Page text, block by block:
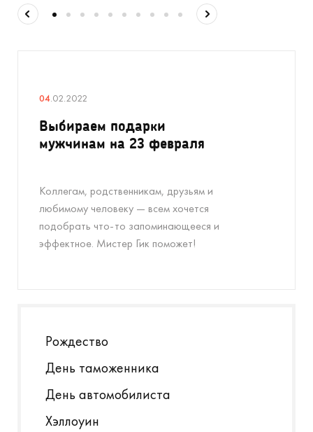
04.02.2022
Выбираем подарки
мужчинам на 23 февраля
Коллегам, родственникам, друзьям и
любимому человеку — всем хочется
подобрать что-то запоминающееся и
эффектное. Мистер Гик поможет!
Рождество
День таможенника
День автомобилиста
Хэллоуин